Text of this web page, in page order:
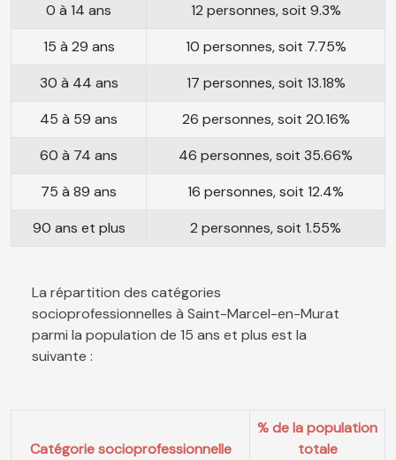
0 à 14 ans
12 personnes, soit 9.3%
15 à 29 ans
10 personnes, soit 7.75%
30 à 44 ans
17 personnes, soit 13.18%
45 à 59 ans
26 personnes, soit 20.16%
60 à 74 ans
46 personnes, soit 35.66%
75 à 89 ans
16 personnes, soit 12.4%
90 ans et plus
2 personnes, soit 1.55%
La répartition des catégories
socioprofessionnelles à Saint-Marcel-en-Murat
parmi la population de 15 ans et plus est la
suivante :
Catégorie socioprofessionnelle
% de la population
totale